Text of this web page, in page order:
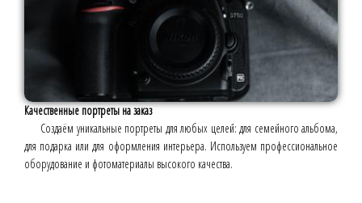
Качественные портреты на заказ
Создаём уникальные портреты для любых целей: для семейного альбома,
для подарка или для оформления интерьера. Используем профессиональное
оборудование и фотоматериалы высокого качества.